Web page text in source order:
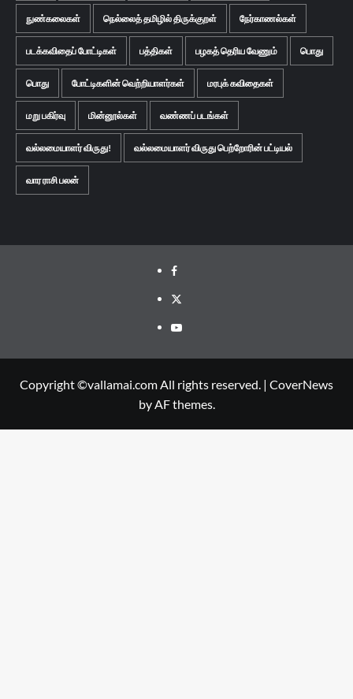
நுண்கலைகள் நெல்லைத் தமிழில் திருக்குறள் நேர்காணல்கள்
படக்கவிதைப் போட்டிகள் பத்திகள் பழகத் தெரிய வேணும் பொது
பொது போட்டிகளின் வெற்றியாளர்கள் மரபுக் கவிதைகள்
மறு பகிர்வு மின்னூல்கள் வண்ணப் படங்கள்
வல்லமையாளர் விருது! வல்லமையாளர் விருது பெற்றோரின் பட்டியல்
வார ராசி பலன்
Facebook
Twitter
Youtube
Copyright ©vallamai.com All rights reserved. | CoverNews
by AF themes.